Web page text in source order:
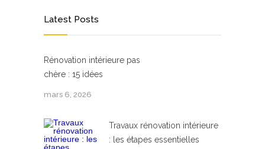
Latest Posts
Rénovation intérieure pas
chère : 15 idées
mars 6, 2026
Travaux rénovation intérieure
: les étapes essentielles